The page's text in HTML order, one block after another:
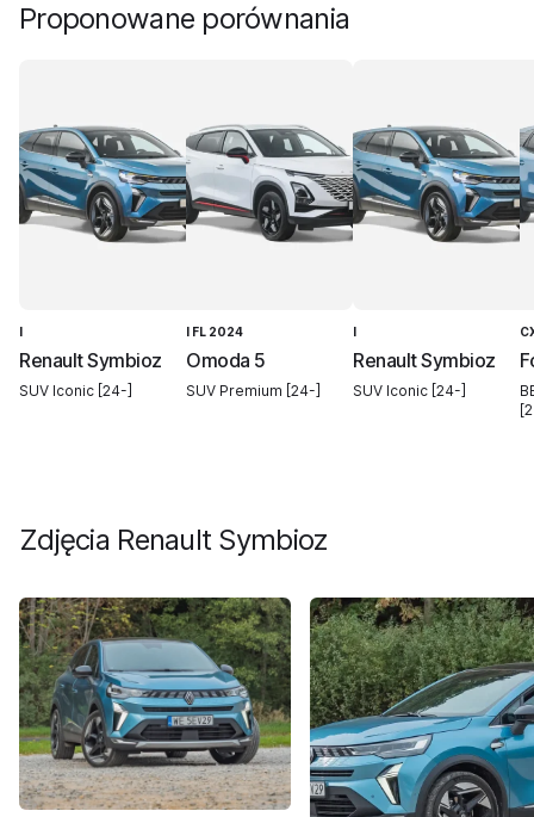
Proponowane porównania
I
Renault Symbioz
SUV Iconic [24-]
I FL 2024
Omoda 5
SUV Premium [24-]
I
Renault Symbioz
SUV Iconic [24-]
Zdjęcia Renault Symbioz